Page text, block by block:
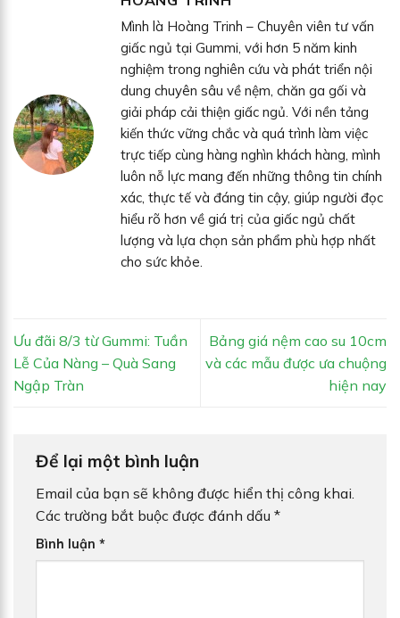
Mình là Hoàng Trinh – Chuyên viên tư vấn
giấc ngủ tại Gummi, với hơn 5 năm kinh
nghiệm trong nghiên cứu và phát triển nội
dung chuyên sâu về nệm, chăn ga gối và
giải pháp cải thiện giấc ngủ. Với nền tảng
kiến thức vững chắc và quá trình làm việc
trực tiếp cùng hàng nghìn khách hàng, mình
luôn nỗ lực mang đến những thông tin chính
xác, thực tế và đáng tin cậy, giúp người đọc
hiểu rõ hơn về giá trị của giấc ngủ chất
lượng và lựa chọn sản phẩm phù hợp nhất
cho sức khỏe.
Ưu đãi 8/3 từ Gummi: Tuần
Lễ Của Nàng – Quà Sang
Ngập Tràn
Bảng giá nệm cao su 10cm
và các mẫu được ưa chuộng
hiện nay
Để lại một bình luận
Email của bạn sẽ không được hiển thị công khai.
Các trường bắt buộc được đánh dấu *
Bình luận *